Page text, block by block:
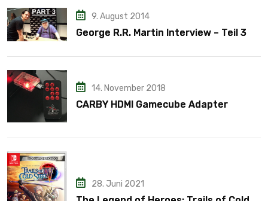
9. August 2014
George R.R. Martin Interview – Teil 3
14. November 2018
CARBY HDMI Gamecube Adapter
28. Juni 2021